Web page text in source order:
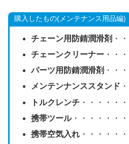
購入したもの(メンテナンス用品編)
チェーン用防錆潤滑剤 ・
チェーンクリーナー・・
パーツ用防錆潤滑剤 ・・
メンテンナンススタンド
トルクレンチ・・・・・
携帯ツール・・・・・・
携帯空気入れ・・・・・